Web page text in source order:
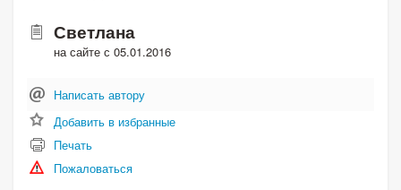
Светлана
на сайте с 05.01.2016
Написать автору
Добавить в избранные
Печать
Пожаловаться